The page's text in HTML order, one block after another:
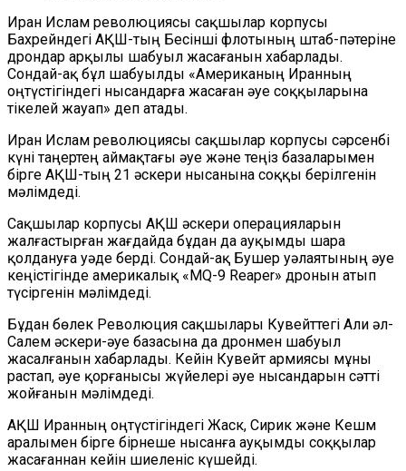
Иран Ислам революциясы сақшылар корпусы
Бахрейндегі АҚШ-тың Бесінші флотының штаб-пәтеріне
дрондар арқылы шабуыл жасағанын хабарлады.
Сондай-ақ бұл шабуылды «Американың Иранның
оңтүстігіндегі нысандарға жасаған әуе соққыларына
тікелей жауап» деп атады.
Иран Ислам революциясы сақшылар корпусы сәрсенбі
күні таңертең аймақтағы әуе және теңіз базаларымен
бірге АҚШ-тың 21 әскери нысанына соққы берілгенін
мәлімдеді.
Сақшылар корпусы АҚШ әскери операцияларын
жалғастырған жағдайда бұдан да ауқымды шара
қолдануға уәде берді. Сондай-ақ Бушер уәлаятының әуе
кеңістігінде америкалық «MQ-9 Reaper» дронын атып
түсіргенін мәлімдеді.
Бұдан бөлек Революция сақшылары Кувейттегі Али әл-
Салем әскери-әуе базасына да дронмен шабуыл
жасалғанын хабарлады. Кейін Кувейт армиясы мұны
растап, әуе қорғанысы жүйелері әуе нысандарын сәтті
жойғанын мәлімдеді.
АҚШ Иранның оңтүстігіндегі Жаск, Сирик және Кешм
аралымен бірге бірнеше нысанға ауқымды соққылар
жасағаннан кейін шиеленіс күшейді.